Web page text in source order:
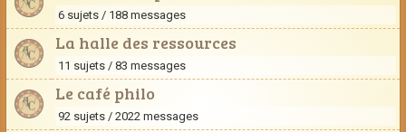
6 sujets / 188 messages
La halle des ressources
11 sujets / 83 messages
Le café philo
92 sujets / 2022 messages